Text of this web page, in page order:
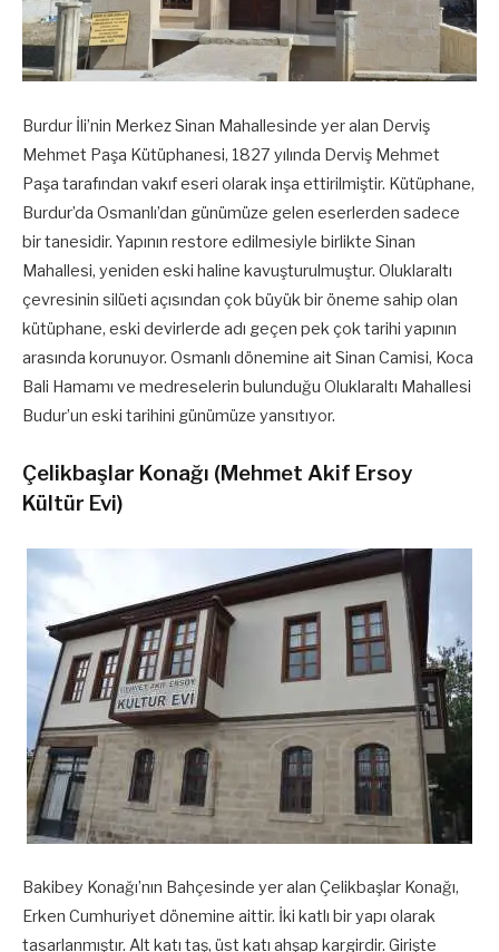
Burdur İli’nin Merkez Sinan Mahallesinde yer alan Derviş
Mehmet Paşa Kütüphanesi, 1827 yılında Derviş Mehmet
Paşa tarafından vakıf eseri olarak inşa ettirilmiştir. Kütüphane,
Burdur’da Osmanlı’dan günümüze gelen eserlerden sadece
bir tanesidir. Yapının restore edilmesiyle birlikte Sinan
Mahallesi, yeniden eski haline kavuşturulmuştur. Oluklaraltı
çevresinin silüeti açısından çok büyük bir öneme sahip olan
kütüphane, eski devirlerde adı geçen pek çok tarihi yapının
arasında korunuyor. Osmanlı dönemine ait Sinan Camisi, Koca
Bali Hamamı ve medreselerin bulunduğu Oluklaraltı Mahallesi
Budur’un eski tarihini günümüze yansıtıyor.
Çelikbaşlar Konağı (Mehmet Akif Ersoy
Kültür Evi)
Bakibey Konağı’nın Bahçesinde yer alan Çelikbaşlar Konağı,
Erken Cumhuriyet dönemine aittir. İki katlı bir yapı olarak
tasarlanmıştır. Alt katı taş, üst katı ahşap kargirdir. Girişte